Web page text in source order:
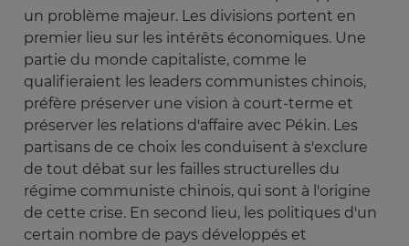
un problème majeur. Les divisions portent en
premier lieu sur les intérêts économiques. Une
partie du monde capitaliste, comme le
qualifieraient les leaders communistes chinois,
préfère préserver une vision à court-terme et
préserver les relations d'affaire avec Pékin. Les
partisans de ce choix les conduisent à s'exclure
de tout débat sur les failles structurelles du
régime communiste chinois, qui sont à l'origine
de cette crise. En second lieu, les politiques d'un
certain nombre de pays développés et